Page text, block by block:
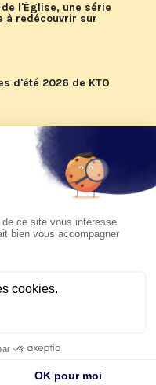
l'Église, une série
à redécouvrir sur
d'été 2026 de KTO
du pape Léon
suivre sur KTO le
Argentine et
17 novembre 2026